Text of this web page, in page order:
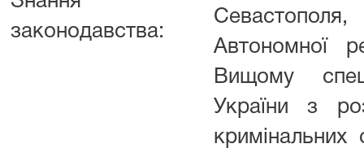
законодавства:
Севастополя,
Автономної
Вищому
України з
кримінальних